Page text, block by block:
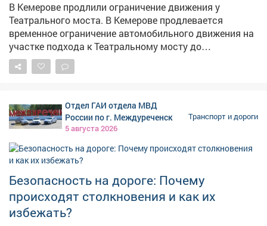
В Кемерове продлили ограничение движения у
Театрального моста. В Кемерове продлевается
временное ограничение автомобильного движения на
участке подхода к Театральному мосту до
перекрёстка с Притомским проспектом-дублёром. Как
сообщает администрация города, корректировка
строящегося музейно-театрального комплекса.
Ограничение будет действовать до 15 августа
внимательными, соблюдать требования дорожных
знаков и заранее выбирать альтернативные
маршруты, чтобы избежать заторов.
Отдел ГАИ отдела МВД
России по г. Междуреченск
5 августа 2026
Транспорт и дороги
Безопасность на дороге: Почему
происходят столкновения и как их
избежать?